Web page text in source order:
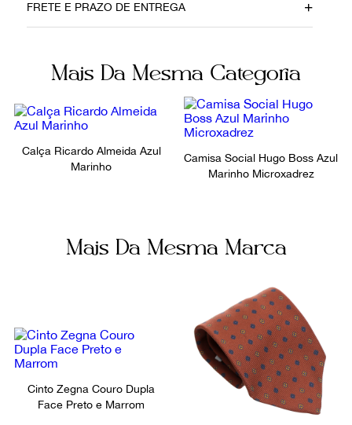
0 0
Busto Pé maior
0
Ainda com dúvidas sobre as medidas? Fale com a nossa
FRETE E PRAZO DE ENTREGA
Mais Da Mesma Categoria
Calça Ricardo Almeida Azul
Marinho
Camisa Social Hugo Boss Azul
Marinho Microxadrez
Mais Da Mesma Marca
Cinto Zegna Couro Dupla
Face Preto e Marrom